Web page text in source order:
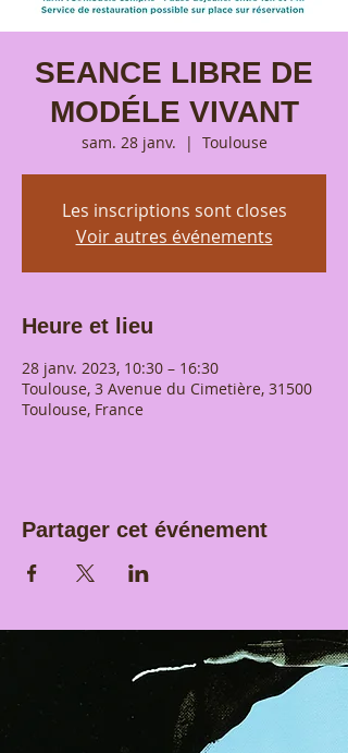
SEANCE LIBRE DE
MODÉLE VIVANT
sam. 28 janv.
  |
Toulouse
Les inscriptions sont closes
Voir autres événements
Heure et lieu
28 janv. 2023, 10:30 – 16:30
Toulouse, 3 Avenue du Cimetière, 31500
Toulouse, France
Partager cet événement